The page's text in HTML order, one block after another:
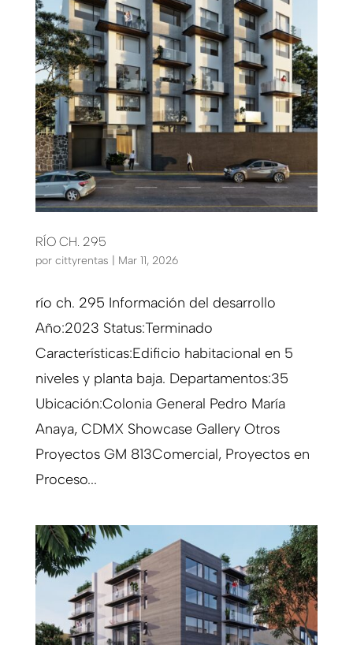
RÍO CH. 295
por cittyrentas Mar 11, 2026
río ch. 295 Información del desarrollo
Año:2023 Status:Terminado
Características:Edificio habitacional en 5
niveles y planta baja. Departamentos:35
Ubicación:Colonia General Pedro María
Anaya, CDMX Showcase Gallery Otros
Proyectos GM 813Comercial, Proyectos en
Proceso...